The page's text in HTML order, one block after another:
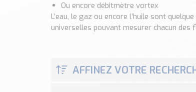
Ou encore débitmètre vortex
L’eau, le gaz ou encore l’huile sont
universelles pouvant mesurer chacun des
AFFINEZ VOTRE